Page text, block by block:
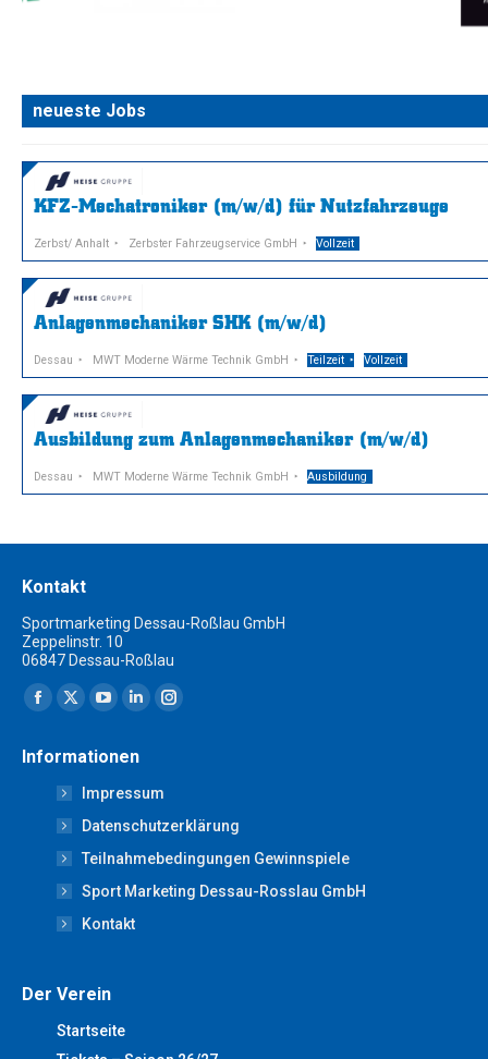
neueste Jobs
KFZ-Mechatroniker (m/w/d) für Nutzfahrzeuge
Zerbst/ Anhalt Zerbster Fahrzeugservice GmbH Vollzeit
Anlagenmechaniker SHK (m/w/d)
Dessau MWT Moderne Wärme Technik GmbH Teilzeit Vollzeit
Ausbildung zum Anlagenmechaniker (m/w/d)
Dessau MWT Moderne Wärme Technik GmbH Ausbildung
Kontakt
Sportmarketing Dessau-Roßlau GmbH
Zeppelinstr. 10
06847 Dessau-Roßlau
Finden Sie uns auf:
Facebook
opens
new
window
X
opens
in
new
window
YouTube
opens
in
new
window
Linkedin
opens
in
new
window
Instagram
new
window
Informationen
Impressum
Datenschutzerklärung
Teilnahmebedingungen Gewinnspiele
Sport Marketing Dessau-Rosslau GmbH
Kontakt
Der Verein
Startseite